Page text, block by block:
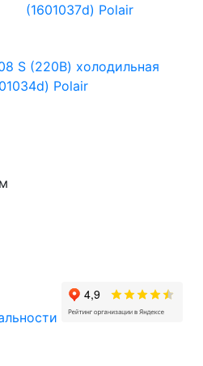
(1601037d) Polair
S (220В) холодильная
Polair